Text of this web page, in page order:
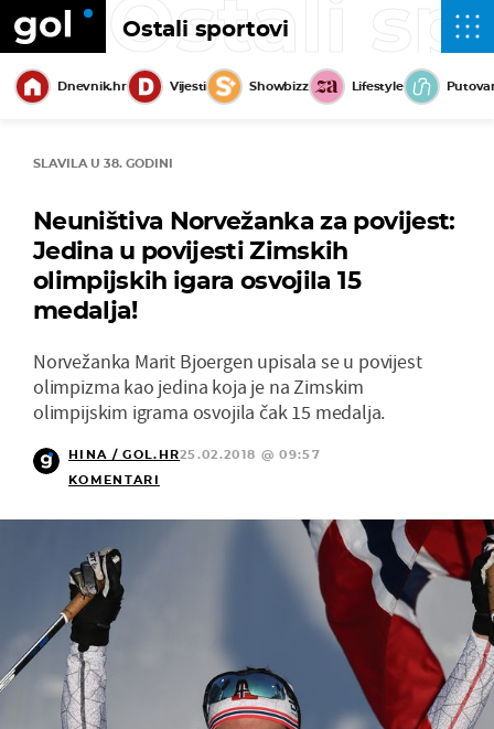
Ostali sportovi
Ostali
Dnevnik.hr Vijesti Showbizz Lifestyle
SLAVILA U 38. GODINI
Neuništiva Norvežanka za povijest:
Jedina u povijesti Zimskih
olimpijskih igara osvojila 15
medalja!
Norvežanka Marit Bjoergen upisala se u povijest
olimpizma kao jedina koja je na Zimskim
olimpijskim igrama osvojila čak 15 medalja.
HINA / GOL.HR25.02.2018 @ 09:57
KOMENTARI